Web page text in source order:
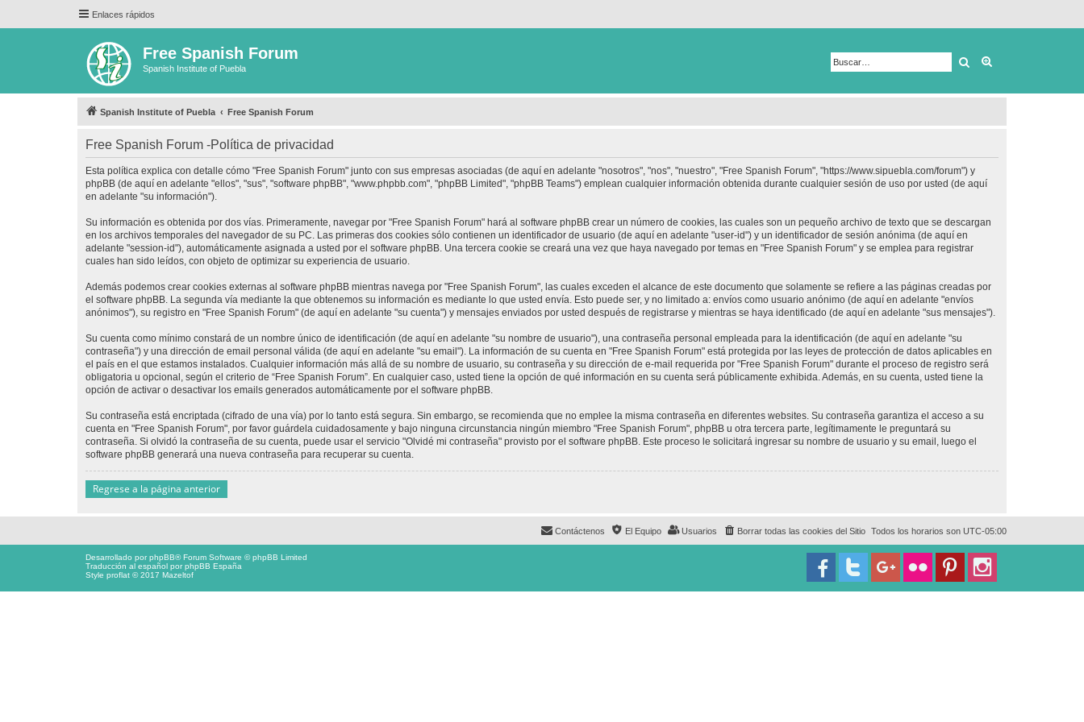
Enlaces rápidos
Free Spanish Forum
Spanish Institute of Puebla Buscar
Spanish Institute of Puebla Free Spanish Forum
Free Spanish Forum -Política de privacidad
Esta política explica con detalle cómo "Free Spanish Forum" junto con sus empresas asociadas (de aquí en adelante "nosotros", "nos", "nuestro", "Free Spanish Forum", "https://www.sipuebla.com/forum") y
phpBB (de aquí en adelante "ellos", "sus", "software phpBB", "www.phpbb.com", "phpBB Limited", "phpBB Teams") emplean cualquier información obtenida durante cualquier sesión de uso por usted (de aquí
en adelante "su información").
Su información es obtenida por dos vías. Primeramente, navegar por "Free Spanish Forum" hará al software phpBB crear un número de cookies, las cuales son un pequeño archivo de texto que se descargan
en los archivos temporales del navegador de su PC. Las primeras dos cookies sólo contienen un identificador de usuario (de aquí en adelante "user-id") y un identificador de sesión anónima (de aquí en
adelante "session-id"), automáticamente asignada a usted por el software phpBB. Una tercera cookie se creará una vez que haya navegado por temas en "Free Spanish Forum" y se emplea para registrar
cuales han sido leídos, con objeto de optimizar su experiencia de usuario.
Además podemos crear cookies externas al software phpBB mientras navega por "Free Spanish Forum", las cuales exceden el alcance de este documento que solamente se refiere a las páginas creadas por
el software phpBB. La segunda vía mediante la que obtenemos su información es mediante lo que usted envía. Esto puede ser, y no limitado a: envíos como usuario anónimo (de aquí en adelante "envíos
anónimos"), su registro en "Free Spanish Forum" (de aquí en adelante "su cuenta") y mensajes enviados por usted después de registrarse y mientras se haya identificado (de aquí en adelante "sus mensajes").
Su cuenta como mínimo constará de un nombre único de identificación (de aquí en adelante "su nombre de usuario"), una contraseña personal empleada para la identificación (de aquí en adelante "su
contraseña") y una dirección de email personal válida (de aquí en adelante "su email"). La información de su cuenta en "Free Spanish Forum" está protegida por las leyes de protección de datos aplicables en
el país en el que estamos instalados. Cualquier información más allá de su nombre de usuario, su contraseña y su dirección de e-mail requerida por "Free Spanish Forum" durante el proceso de registro será
obligatoria u opcional, según el criterio de “Free Spanish Forum”. En cualquier caso, usted tiene la opción de qué información en su cuenta será públicamente exhibida. Además, en su cuenta, usted tiene la
opción de activar o desactivar los emails generados automáticamente por el software phpBB.
Su contraseña está encriptada (cifrado de una vía) por lo tanto está segura. Sin embargo, se recomienda que no emplee la misma contraseña en diferentes websites. Su contraseña garantiza el acceso a su
cuenta en "Free Spanish Forum", por favor guárdela cuidadosamente y bajo ninguna circunstancia ningún miembro "Free Spanish Forum", phpBB u otra tercera parte, legítimamente le preguntará su
contraseña. Si olvidó la contraseña de su cuenta, puede usar el servicio "Olvidé mi contraseña" provisto por el software phpBB. Este proceso le solicitará ingresar su nombre de usuario y su email, luego el
software phpBB generará una nueva contraseña para recuperar su cuenta.
Regrese a la página anterior
Todos los horarios son UTC-05:00
Borrar todas las cookies del Sitio
Usuarios
El Equipo
Contáctenos
Desarrollado porphpBB® Forum Software © phpBB Limited
Traducción al español porphpBB España
Style proflat © 2017 Mazeltof